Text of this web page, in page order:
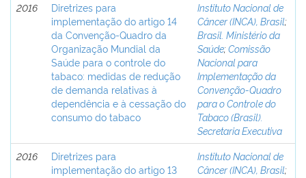
2016
Diretrizes para
implementação do artigo 14
da Convenção-Quadro da
Organização Mundial da
Saúde para o controle do
tabaco: medidas de redução
de demanda relativas à
dependência e à cessação do
consumo do tabaco
Instituto Nacional de
Câncer (INCA), Brasil;
Brasil. Ministério da
Saúde;Comissão
Nacional para
Implementação da
Convenção-Quadro
para o Controle do
Tabaco (Brasil).
Secretaria Executiva
2016
Diretrizes para
implementação do artigo 13
Instituto Nacional de
Câncer (INCA), Brasil;